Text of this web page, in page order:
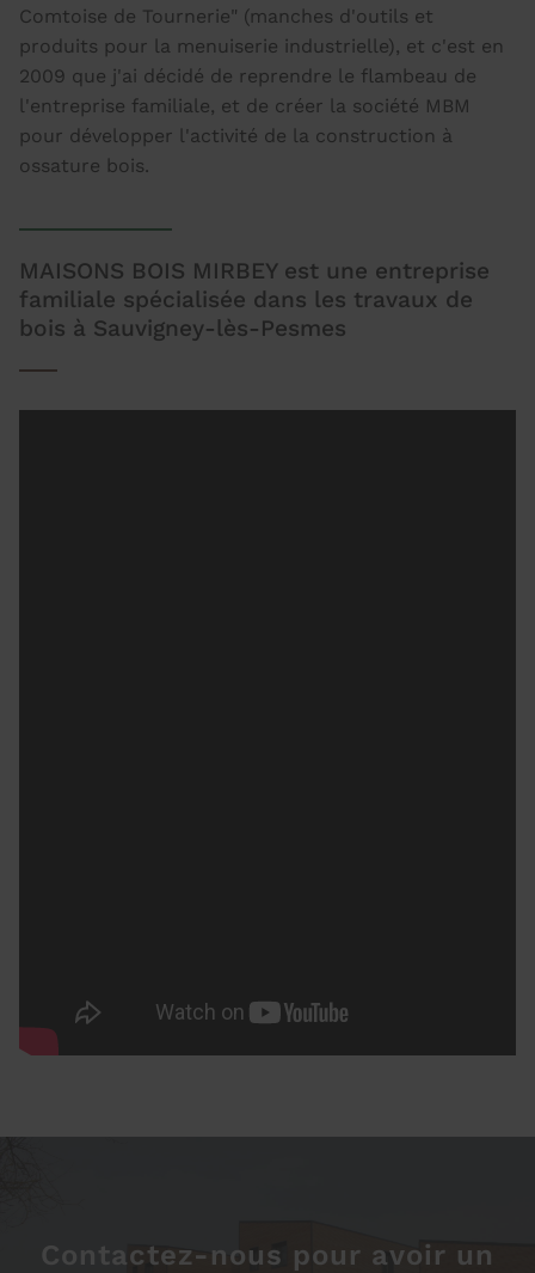
Comtoise de Tournerie" (manches d'outils et
produits pour la menuiserie industrielle), et c'est en
2009 que j'ai décidé de reprendre le flambeau de
l'entreprise familiale, et de créer la société MBM
pour développer l'activité de la construction à
ossature bois.
MAISONS BOIS MIRBEY est une entreprise
familiale spécialisée dans les travaux de
bois à Sauvigney-lès-Pesmes
Contactez-nous pour avoir un